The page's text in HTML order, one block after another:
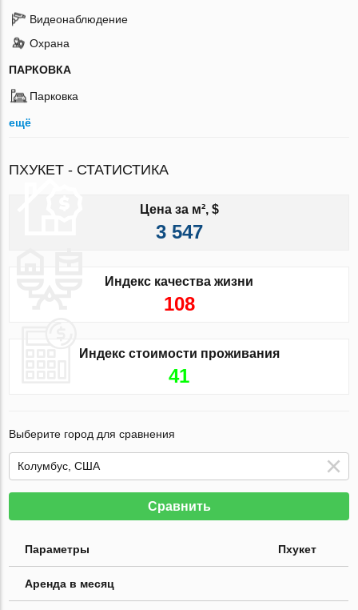
Видеонаблюдение
Охрана
ПАРКОВКА
Парковка
ещё
ПХУКЕТ - СТАТИСТИКА
Цена за м², $
3 547
Индекс качества жизни
108
Индекс стоимости проживания
41
Выберите город для сравнения
Сравнить
Параметры Пхукет
Аренда в месяц